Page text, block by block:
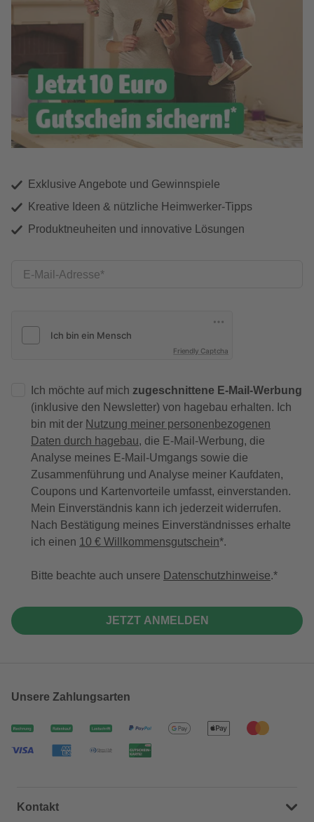
Exklusive Angebote und Gewinnspiele
Kreative Ideen & nützliche Heimwerker-Tipps
Produktneuheiten und innovative Lösungen
E-Mail-Adresse
Friendly Captcha
Ich möchte auf mich zugeschnittene E-Mail-Werbung
(inklusive den Newsletter) von hagebau erhalten. Ich
bin mit der Nutzung meiner personenbezogenen
Daten durch hagebau, die E-Mail-Werbung, die
Analyse meines E-Mail-Umgangs sowie die
Zusammenführung und Analyse meiner Kaufdaten,
Coupons und Kartenvorteile umfasst, einverstanden.
Mein Einverständnis kann ich jederzeit widerrufen.
Nach Bestätigung meines Einverständnisses erhalte
ich einen 10 € Willkommensgutschein*.
Bitte beachte auch unsere Datenschutzhinweise.
JETZT ANMELDEN
Unsere Zahlungsarten
Kontakt